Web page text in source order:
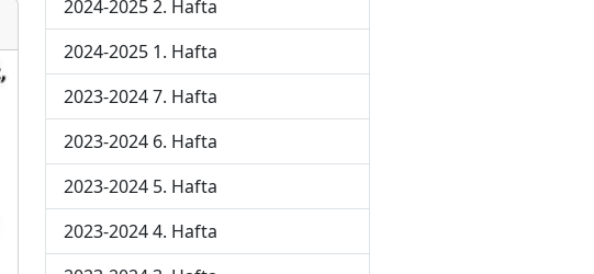
2024-2025 2. Hafta
2024-2025 1. Hafta
2023-2024 7. Hafta
2023-2024 6. Hafta
2023-2024 5. Hafta
2023-2024 4. Hafta